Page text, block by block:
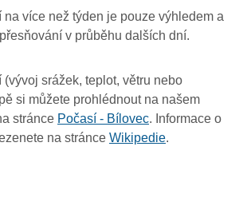
na více než týden je pouze výhledem a
v průběhu dalších dní.
srážek, teplot, větru nebo
si můžete prohlédnout na našem
stránce Počasí - Bílovec. Informace o
na stránce Wikipedie.